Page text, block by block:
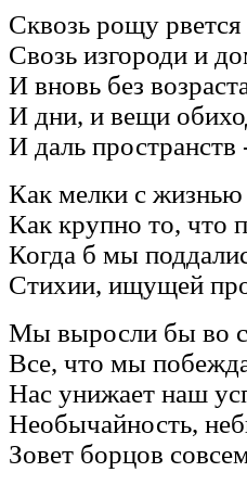
Сквозь рощу рвется
Свозь изгороди и
И вновь без
И дни, и вещи
И даль пространств
Как мелки с
Как крупно то, что
Когда б мы
Стихии, ищущей
Мы выросли бы во
Все, что мы
Нас унижает наш
Необычайность,
Зовет борцов